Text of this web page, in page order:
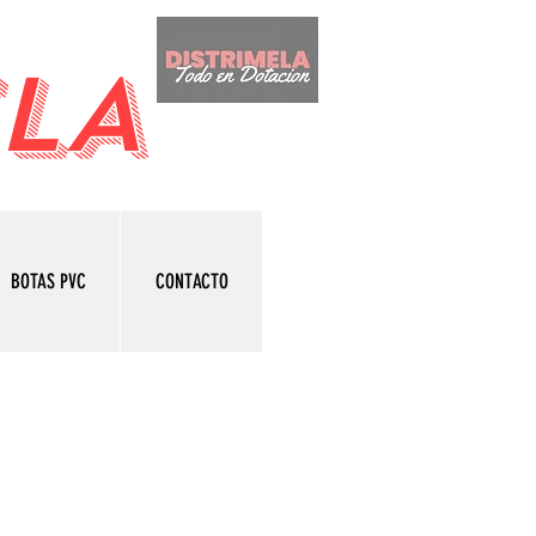
BOTAS PVC CONTACTO